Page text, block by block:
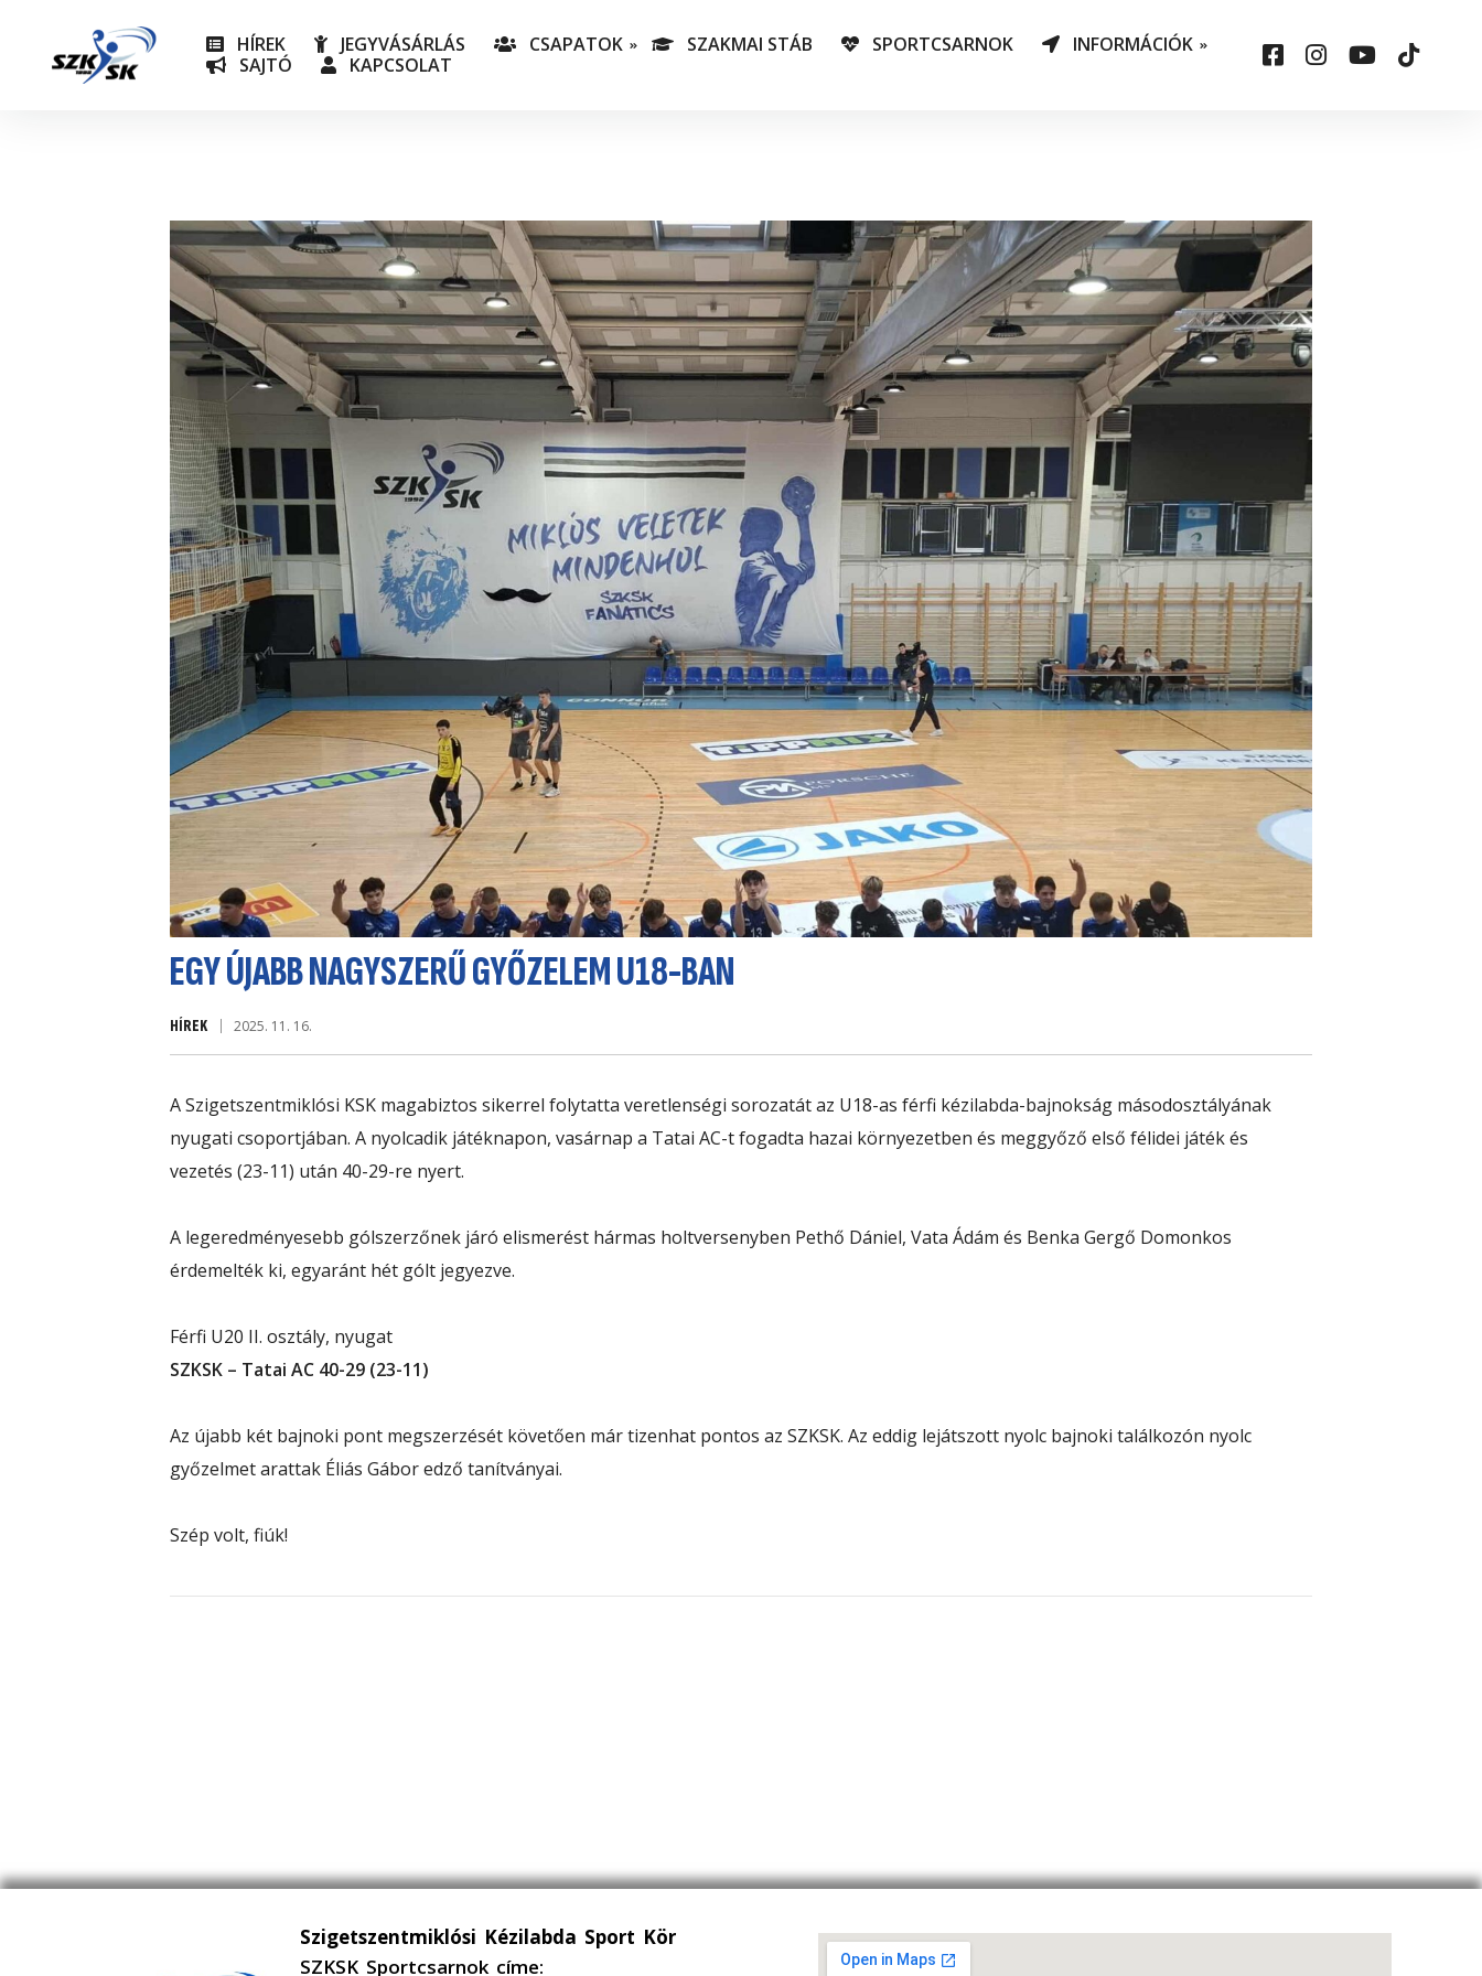
HÍREK JEGYVÁSÁRLÁS CSAPATOK SZAKMAI STÁB SPORTCSARNOK INFORMÁCIÓK
Társadalmi felelősség
vállalás
Csepelauto
SAJTÓ KAPCSOLAT
EGY ÚJABB NAGYSZERŰ GYŐZELEM U18-BAN
HÍREK 2025. 11. 16.
A Szigetszentmiklósi KSK magabiztos sikerrel folytatta veretlenségi sorozatát az U18-as férfi kézilabda-bajnokság másodosztályának
nyugati csoportjában. A nyolcadik játéknapon, vasárnap a Tatai AC-t fogadta hazai környezetben és meggyőző első félidei játék és
vezetés (23-11) után 40-29-re nyert.
A legeredményesebb gólszerzőnek járó elismerést hármas holtversenyben Pethő Dániel, Vata Ádám és Benka Gergő Domonkos
érdemelték ki, egyaránt hét gólt jegyezve.
Férfi U20 II. osztály, nyugat
SZKSK – Tatai AC 40-29 (23-11)
Az újabb két bajnoki pont megszerzését követően már tizenhat pontos az SZKSK. Az eddig lejátszott nyolc bajnoki találkozón nyolc
győzelmet arattak Éliás Gábor edző tanítványai.
Szép volt, fiúk!
Szigetszentmiklósi Kézilabda Sport Kör
SZKSK Sportcsarnok címe: